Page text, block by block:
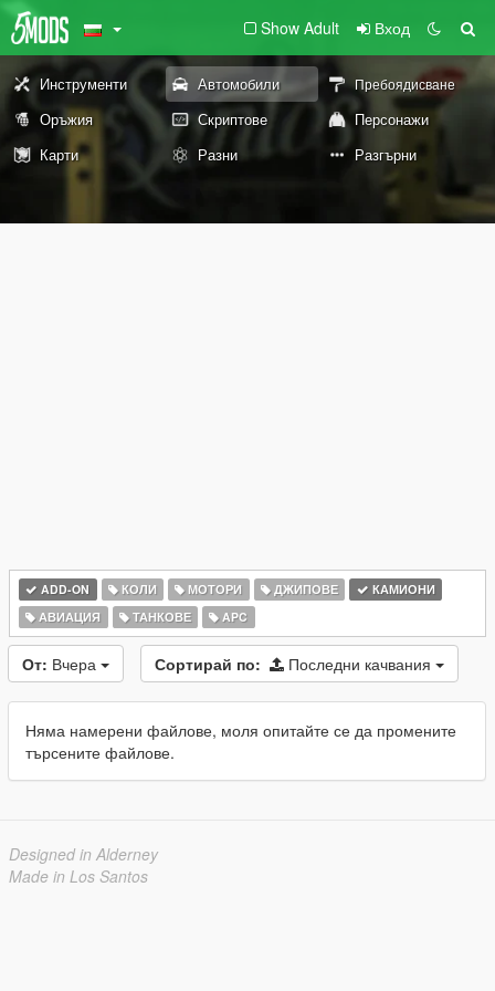
Show Adult Вход
Инструменти Автомобили Пребоядисване
Оръжия Скриптове
Персонажи
Карти
Разни Разгърни
ADD-ON КОЛИ МОТОРИ ДЖИПОВЕ
КАМИОНИ
АВИАЦИЯ
ТАНКОВЕ APC
От: Вчера Сортирай по: Последни качвания
Няма намерени файлове, моля опитайте се да промените
търсените файлове.
Designed in Alderney
Made in Los Santos